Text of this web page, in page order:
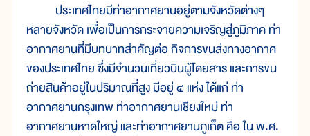
ประเทศไทยมีท่าอากาศยานอยู่ตามจังหวัดต่างๆ
หลายจังหวัด เพื่อเป็นการกระจายความเจริญสู่ภูมิภาค ท่า
อากาศยานที่มีบทบาทสำคัญต่อ กิจการขนส่งทางอากาศ
ของประเทศไทย ซึ่งมีจำนวนเที่ยวบินผู้โดยสาร และการขน
ถ่ายสินค้าอยู่ในปริมาณที่สูง มีอยู่ ๔ แห่ง ได้แก่ ท่า
อากาศยานกรุงเทพ ท่าอากาศยานเชียงใหม่ ท่า
อากาศยานหาดใหญ่ และท่าอากาศยานภูเก็ต คือ ใน พ.ศ.